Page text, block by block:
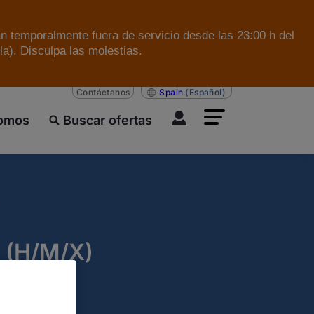
temporalmente fuera de servicio desde las 23:00 h del
Disculpa las molestias.
Buscar ofertas
Contáctanos Spain (Español)
(H/M/X)